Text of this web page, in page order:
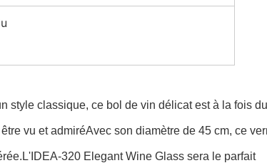
style classique, ce bol de vin délicat est à la fois
vu et admiréAvec son diamètre de 45 cm, ce
320 Elegant Wine Glass sera le parfait